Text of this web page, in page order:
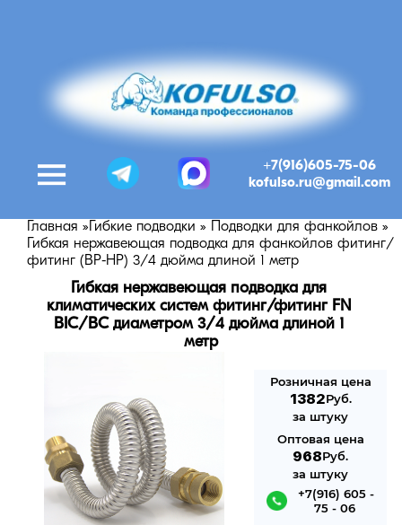
+7(916)605-75-06
kofulso.ru@gmail.com
Главная »Гибкие подводки » Подводки для фанкойлов »
Гибкая нержавеющая подводка для фанкойлов фитинг/
фитинг (ВР-НР) 3/4 дюйма длиной 1 метр
Гибкая нержавеющая подводка для
климатических систем фитинг/фитинг FN
BIC/BC диаметром 3/4 дюйма длиной 1
метр
Розничная цена
1382Руб.
за штуку
Оптовая цена
968Руб.
за штуку
+7(916) 605 -
75 - 06